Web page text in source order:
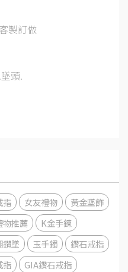
製訂做
頭.
指 女友禮物
黃金墜飾
物推薦
K金手鍊
鑽墜 玉手鐲
鑽石戒指
指 GIA鑽石戒指